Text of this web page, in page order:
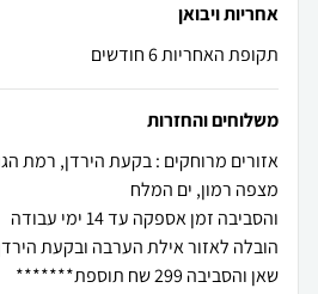
אחריות ויבואן
תקופת האחריות 6 חודשים
משלוחים והחזרות
אזורים מרוחקים : בקעת הירדן, רמת
הובלה לאזור אילת הערבה ובקעת
שאן והסביבה 299 שח תוספת*******